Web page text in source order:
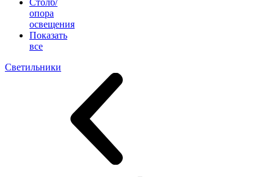
Столб/
опора
освещения
Показать
все
Светильники